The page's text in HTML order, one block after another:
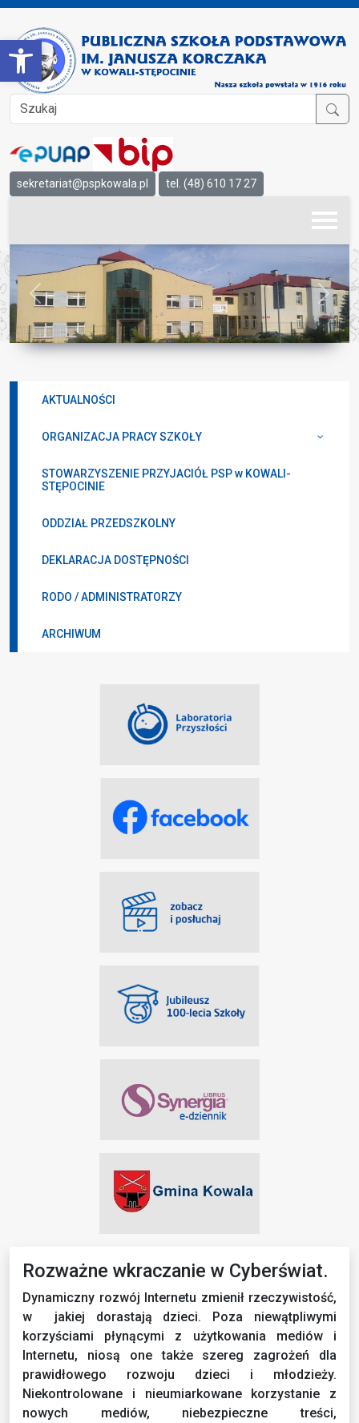
Open toolbar
sekretariat@pspkowala.pl tel. (48) 610 17 27
Previous Next
AKTUALNOŚCI
ORGANIZACJA PRACY SZKOŁY
STOWARZYSZENIE PRZYJACIÓŁ PSP w KOWALI-
STĘPOCINIE
ODDZIAŁ PRZEDSZKOLNY
DEKLARACJA DOSTĘPNOŚCI
RODO / ADMINISTRATORZY
ARCHIWUM
Rozważne wkraczanie w Cyberświat.
Dynamiczny rozwój Internetu zmienił rzeczywistość,
w jakiej dorastają dzieci. Poza niewątpliwymi
korzyściami płynącymi z użytkowania mediów i
Internetu, niosą one także szereg zagrożeń dla
prawidłowego rozwoju dzieci i młodzieży.
Niekontrolowane i nieumiarkowane korzystanie z
nowych mediów, niebezpieczne treści,